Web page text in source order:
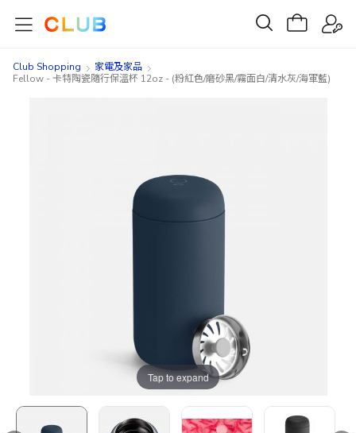
Club Shopping
家電及家品
Fellow - 卡特陶瓷隨行保溫杯 12oz - (粉紅色/磨砂黑/霧面白/清水灰/海軍藍)
Tap to expand